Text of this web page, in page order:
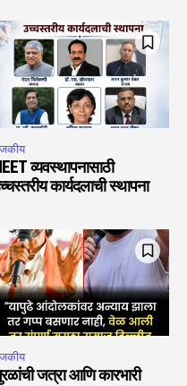
व्यवस्थापनासाठी
कार्यदलाची स्थापना
जत्रा आणि कारभारी